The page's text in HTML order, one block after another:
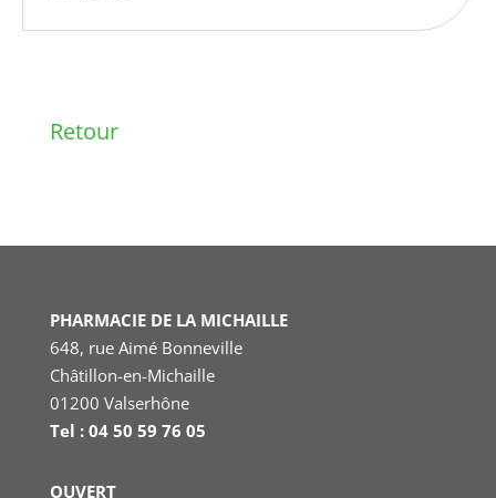
Retour
PHARMACIE DE LA MICHAILLE
648, rue Aimé Bonneville
Châtillon-en-Michaille
01200 Valserhône
Tel : 04 50 59 76 05
OUVERT